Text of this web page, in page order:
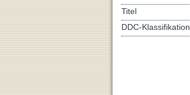
Titel
DDC-Klassifikation